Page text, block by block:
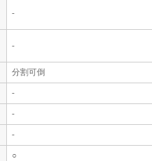
-
-
分割可倒
-
-
-
○